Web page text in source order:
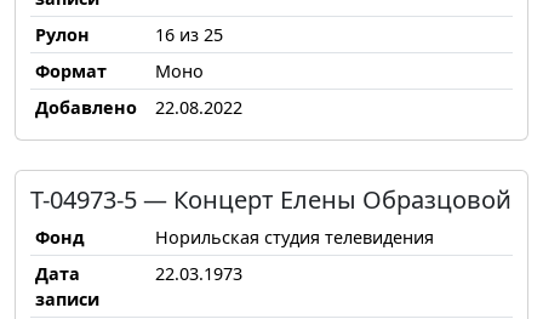
Рулон
16 из 25
Формат
Моно
Добавлено
22.08.2022
Т-04973-5 — Концерт Елены Образцовой
Фонд
Норильская студия телевидения
Дата
записи
22.03.1973